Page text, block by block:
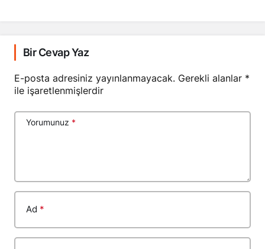
Bir Cevap Yaz
E-posta adresiniz yayınlanmayacak. Gerekli alanlar *
ile işaretlenmişlerdir
Yorumunuz *
Ad *